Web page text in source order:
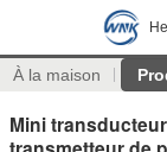
À la maison
Mini